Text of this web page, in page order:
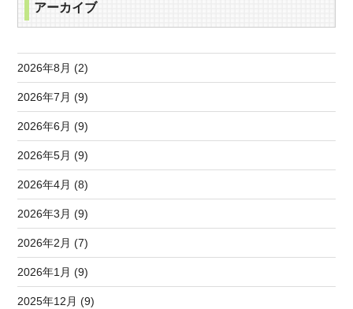
アーカイブ
2026年8月 (2)
2026年7月 (9)
2026年6月 (9)
2026年5月 (9)
2026年4月 (8)
2026年3月 (9)
2026年2月 (7)
2026年1月 (9)
2025年12月 (9)